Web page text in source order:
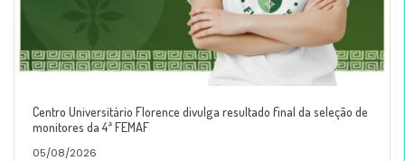
Centro Universitário Florence divulga resultado final da seleção de
monitores da 4ª FEMAF
05/08/2026